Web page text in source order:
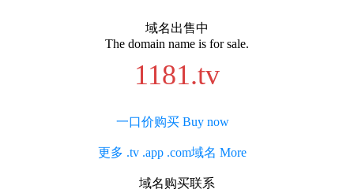
域名出售中
The domain name is for sale.
1181.tv
一口价购买 Buy now
更多 .tv .app .com域名 More
域名购买联系